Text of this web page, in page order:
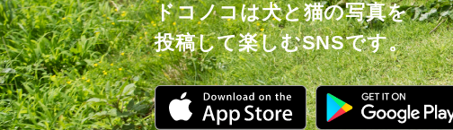
ドコノコは犬と猫の写真を
投稿して楽しむSNSです。